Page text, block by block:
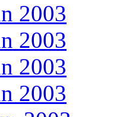
2003
2003
2003
2003